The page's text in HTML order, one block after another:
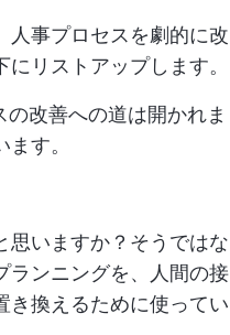
人事プロセスを劇的に改
リストアップします。
改善への道は開かれま
す。
思いますか？そうではな
ランニングを、人間の接
き換えるために使ってい